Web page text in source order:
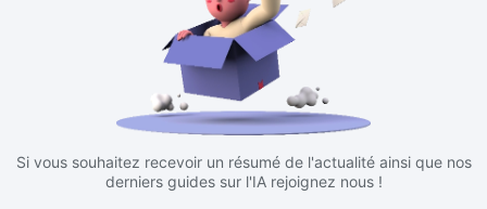
Si vous souhaitez recevoir un résumé de l'actualité ainsi que nos
derniers guides sur l'IA rejoignez nous !